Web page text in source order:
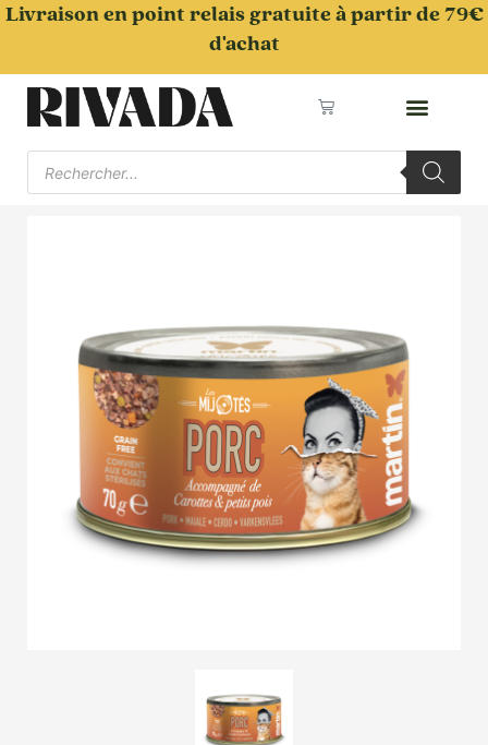
Aller
Livraison en point relais gratuite à partir de 79€
d'achat
Panier
Recherche
produits